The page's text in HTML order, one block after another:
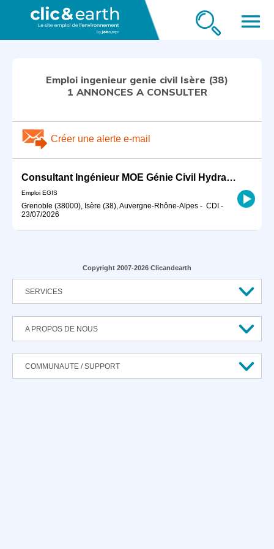
menu
Emploi ingenieur genie civil Isère (38)
1 ANNONCES A CONSULTER
Créer une alerte e-mail
Consultant Ingénieur MOE Génie Civil Hydraulique H/F
Emploi EGIS
Grenoble (38000), Isère (38), Auvergne-Rhône-Alpes - CDI -
23/07/2026
Copyright 2007-2026 Clicandearth
SERVICES
A PROPOS DE NOUS
COMMUNAUTE / SUPPORT